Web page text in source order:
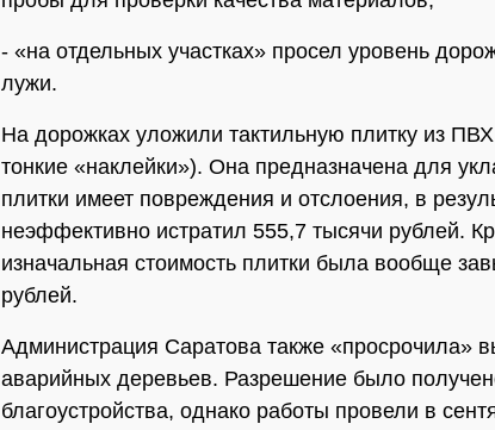
- «на отдельных участках» просел уровень
лужи.
На дорожках уложили тактильную плитку из
тонкие «наклейки»). Она предназначена для
плитки имеет повреждения и отслоения, в
неэффективно истратил 555,7 тысячи рублей.
изначальная стоимость плитки была вообще
рублей.
Администрация Саратова также «просрочила»
аварийных деревьев. Разрешение было
благоустройства, однако работы провели в